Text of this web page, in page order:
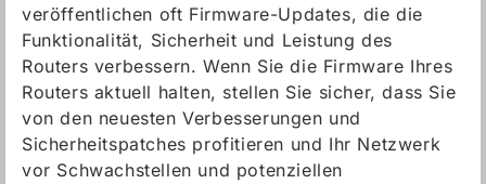
veröffentlichen oft Firmware-Updates, die die
Funktionalität, Sicherheit und Leistung des
Routers verbessern. Wenn Sie die Firmware Ihres
Routers aktuell halten, stellen Sie sicher, dass Sie
von den neuesten Verbesserungen und
Sicherheitspatches profitieren und Ihr Netzwerk
vor Schwachstellen und potenziellen